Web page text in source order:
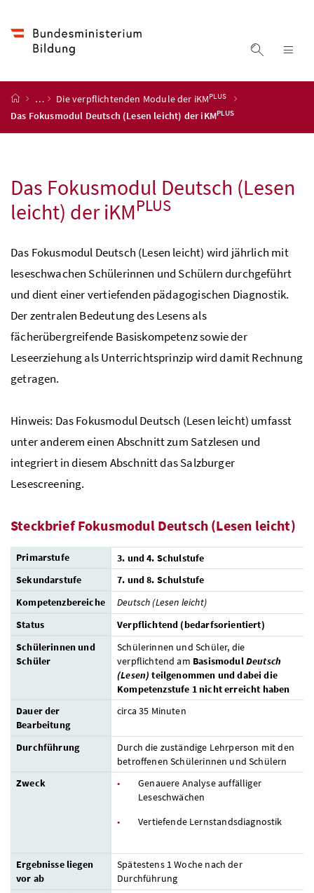
Suche
Startseite
… Die verpflichtenden Module der iKMPLUS
Das Fokusmodul Deutsch (Lesen leicht) deriKMPLUS
Das Fokusmodul Deutsch (Lesen
leicht) deriKMPLUS
Das Fokusmodul Deutsch (Lesen leicht) wird jährlich mit
leseschwachen Schülerinnen und Schülern durchgeführt
und dient einer vertiefenden pädagogischen Diagnostik.
Der zentralen Bedeutung des Lesens als
fächerübergreifende Basiskompetenz sowie der
Leseerziehung als Unterrichtsprinzip wird damit Rechnung
getragen.
Hinweis: Das Fokusmodul Deutsch (Lesen leicht) umfasst
unter anderem einen Abschnitt zum Satzlesen und
integriert in diesem Abschnitt das Salzburger
Lesescreening.
Steckbrief Fokusmodul Deutsch (Lesen leicht)
Primarstufe
3. und 4. Schulstufe
Sekundarstufe
7. und 8. Schulstufe
Kompetenzbereiche
Deutsch (Lesen leicht)
Status
Verpflichtend (bedarfsorientiert)
Schülerinnen und
Schüler
Schülerinnen und Schüler, die
verpflichtend am Basismodul Deutsch
(Lesen) teilgenommen und dabei die
Kompetenzstufe 1 nicht erreicht haben
Dauer der
Bearbeitung
circa 35 Minuten
Durchführung
Durch die zuständige Lehrperson mit den
betroffenen Schülerinnen und Schülern
Zweck
Genauere Analyse auffälliger
Leseschwächen
Vertiefende Lernstandsdiagnostik
Ergebnisse liegen
vor ab
Spätestens 1 Woche nach der
Durchführung